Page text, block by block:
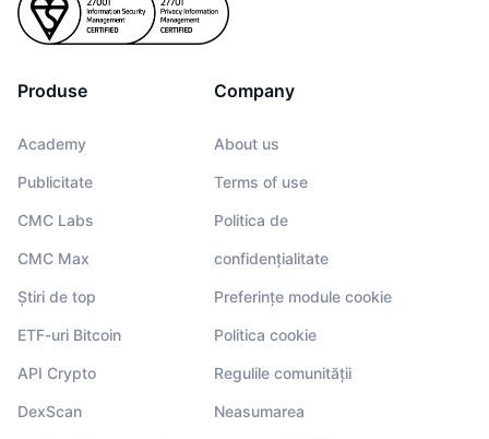
Produse
Academy
Publicitate
CMC Labs
CMC Max
Știri de top
ETF-uri Bitcoin
API Crypto
DexScan
Company
About us
Terms of use
Politica de
confidențialitate
Preferințe module cookie
Politica cookie
Regulile comunității
Neasumarea